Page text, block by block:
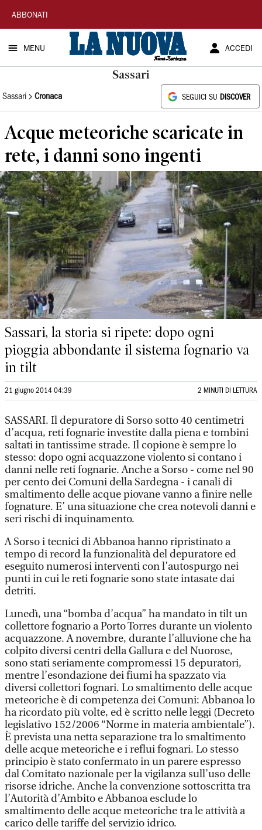
La
Nuova
Sardegna
ABBONATI
MENU ACCEDI
Sassari
Sassari Cronaca SEGUICI SU DISCOVER
Acque meteoriche scaricate in
rete, i danni sono ingenti
Sassari, la storia si ripete: dopo ogni
pioggia abbondante il sistema fognario va
in tilt
21 giugno 2014 04:39 2 MINUTI DI LETTURA
SASSARI. Il depuratore di Sorso sotto 40 centimetri
d’acqua, reti fognarie investite dalla piena e tombini
saltati in tantissime strade. Il copione è sempre lo
stesso: dopo ogni acquazzone violento si contano i
danni nelle reti fognarie. Anche a Sorso - come nel 90
per cento dei Comuni della Sardegna - i canali di
smaltimento delle acque piovane vanno a finire nelle
fognature. E’ una situazione che crea notevoli danni e
seri rischi di inquinamento.
A Sorso i tecnici di Abbanoa hanno ripristinato a
tempo di record la funzionalità del depuratore ed
eseguito numerosi interventi con l’autospurgo nei
punti in cui le reti fognarie sono state intasate dai
detriti.
Lunedì, una “bomba d’acqua” ha mandato in tilt un
collettore fognario a Porto Torres durante un violento
acquazzone. A novembre, durante l’alluvione che ha
colpito diversi centri della Gallura e del Nuorose,
sono stati seriamente compromessi 15 depuratori,
mentre l’esondazione dei fiumi ha spazzato via
diversi collettori fognari. Lo smaltimento delle acque
meteoriche è di competenza dei Comuni: Abbanoa lo
ha ricordato più volte, ed è scritto nelle leggi (Decreto
legislativo 152/2006 “Norme in materia ambientale”).
È prevista una netta separazione tra lo smaltimento
delle acque meteoriche e i reflui fognari. Lo stesso
principio è stato confermato in un parere espresso
dal Comitato nazionale per la vigilanza sull’uso delle
risorse idriche. Anche la convenzione sottoscritta tra
l’Autorità d’Ambito e Abbanoa esclude lo
smaltimento delle acque meteoriche tra le attività a
carico delle tariffe del servizio idrico.